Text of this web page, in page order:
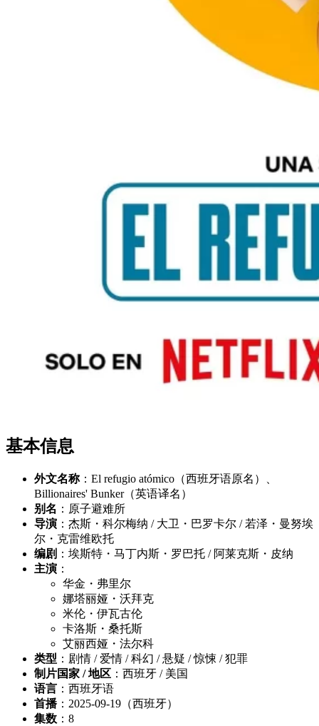
基本信息
外文名称：El refugio atómico（西班牙语原名）、
Billionaires' Bunker（英语译名）
别名 ：原子避难所
导演 ：杰斯・科尔梅纳 / 大卫・巴罗卡尔 / 若泽・曼努埃
尔・克雷维欧托
编剧 ：埃斯特・马丁内斯・罗巴托 / 阿莱克斯・皮纳
主演 ：
华金・弗里尔
娜塔丽娅・沃拜克
米伦・伊瓦古伦
卡洛斯・桑托斯
艾丽西娅・法尔科
类型 ：剧情 / 爱情 / 科幻 / 悬疑 / 惊悚 / 犯罪
制片国家 / 地区 ：西班牙 / 美国
语言 ：西班牙语
首播：2025-09-19（西班牙）
集数 ：8